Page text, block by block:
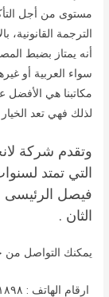
مستوى من أجل
الترجمة
أنه يمتاز بضبط
سواء العربية أو
مكاتبنا هي
لذلك فهي تعد الخيار
وتقدم شركة
التي تمتد
الثان .
يمكنك التواصل من
ارقام الهاتف : ٠١٠٩١٨٧١٨٩٨